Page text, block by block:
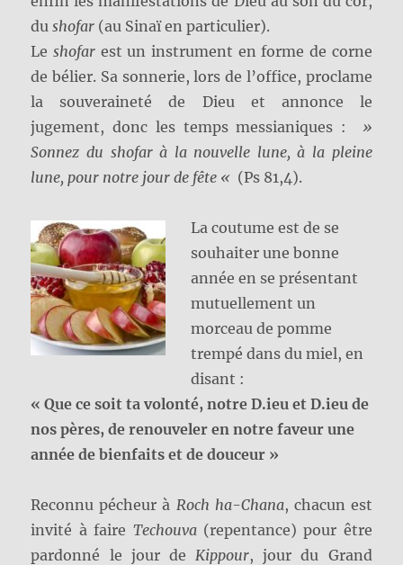
dushofar (au Sinaï en particulier).
Leshofar est un instrument en forme de corne
de bélier. Sa sonnerie, lors de l’office, proclame
la souveraineté de Dieu et annonce le
jugement, donc les temps messianiques :
»
Sonnez du shofar à la nouvelle lune, à la pleine
lune, pour notre jour de fête « (Ps 81,4).
La coutume est de se
souhaiter une bonne
année en se présentant
mutuellement un
morceau de pomme
trempé dans du miel, en
disant :
« Que ce soit ta volonté, notre D.ieu et D.ieu de
nos pères, de renouveler en notre faveur une
année de bienfaits et de douceur »
Reconnu pécheur à Roch ha-Chana, chacun est
invité à faire Techouva(repentance) pour être
pardonné le jour de Kippour, jour du Grand